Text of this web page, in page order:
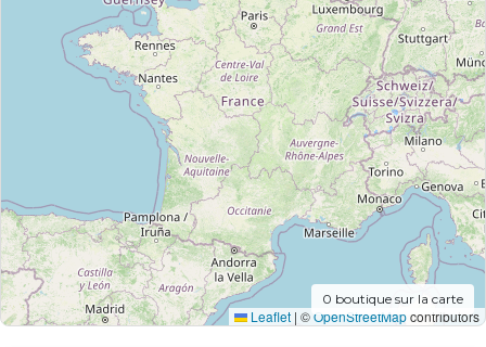
Leaflet | ©OpenStreetMapcontributors
0 boutique sur la carte